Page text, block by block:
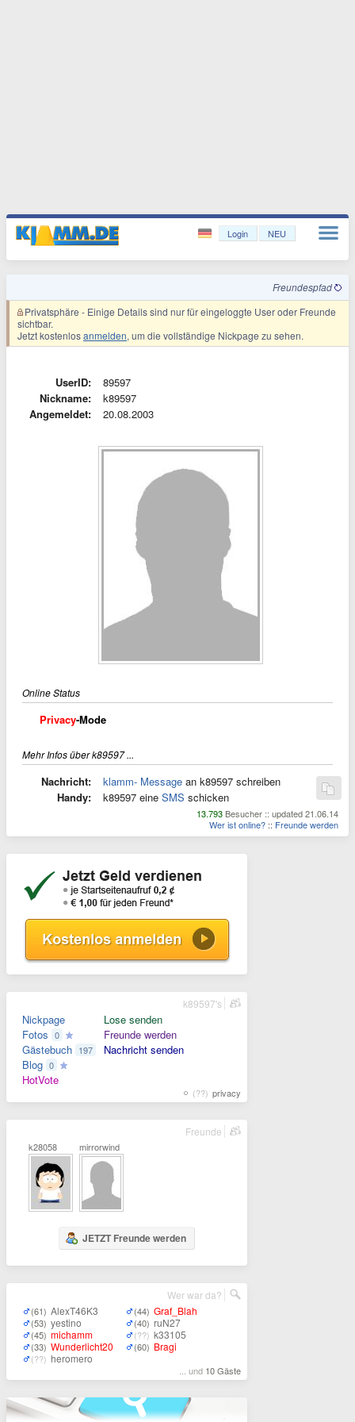
Login NEU
Freundespfad
Privatsphäre - Einige Details sind nur für eingeloggte User oder Freunde
sichtbar.
Jetzt kostenlosanmelden, um die vollständige Nickpage zu sehen.
UserID:
89597
Nickname:
k89597
Angemeldet:
20.08.2003
Online Status
Privacy-Mode
Mehr Infos über k89597 ...
Nachricht: klamm- Message an k89597 schreiben
Handy:
k89597 eine SMS schicken
13.793 Besucher :: updated 21.06.14
Wer ist online? :: Freunde werden
Nickpage
Fotos 0
Gästebuch 197
Blog 0
HotVote
Lose senden
Freunde werden
Nachricht senden
(??) privacy
k89597's
k28058 mirrorwind
JETZT Freunde werden
Freunde
(61) AlexT46K3
(53) yestino
(45) michamm
(33) Wunderlicht20
(??) heromero
(44) Graf_Blah
(40) ruN27
(??) k33105
(60) Bragi
... und 10 Gäste
Wer war da?